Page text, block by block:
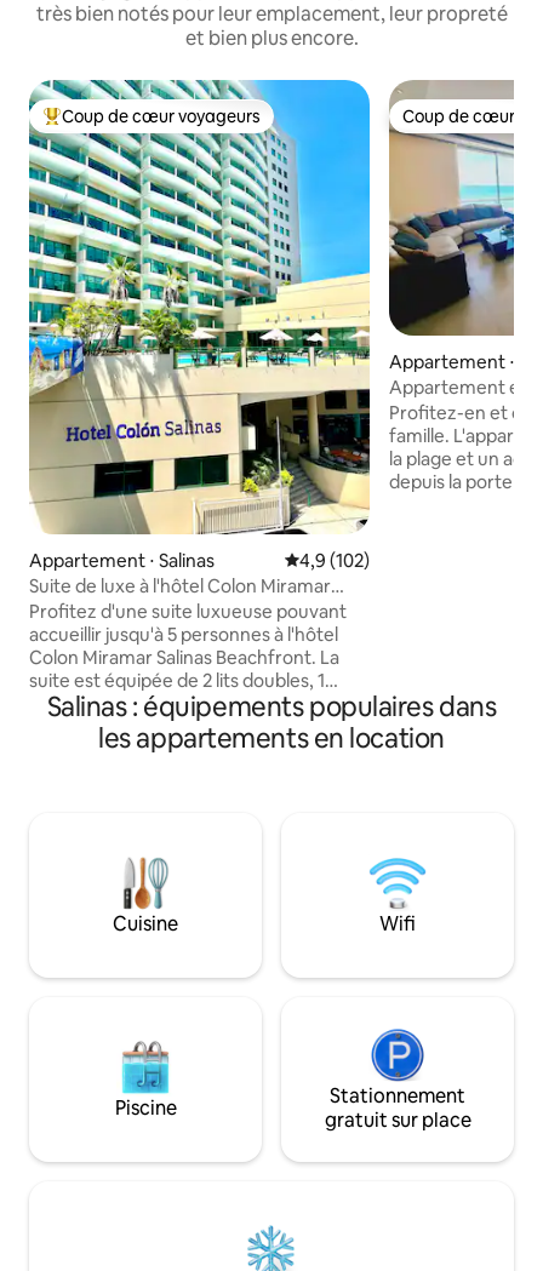
très bien notés pour leur emplacement, leur propreté
et bien plus encore.
Coups de cœur voyageurs les plus appréciés
Coup de cœur voyageurs
Appartement ⋅ Salinas Évaluation moyenne sur la
4,9 (102)
Suite de luxe à l'hôtel Colon Miramar
Salinas Boardwalk
Profitez d'une suite luxueuse pouvant
accueillir jusqu'à 5 personnes à l'hôtel
Colon Miramar Salinas Beachfront. La
suite est équipée de 2 lits doubles, 1
canapé-lit, salle de bain privée,
climatisation, télévision connectée, Wi-
Fi, minibar et vue sur la ville. Accès
Sécurité 24h/24, 7j/7, emplacement
privilégié et tous les équipements pour
un séjour inoubliable. Réservez dès
maintenant et profitez de votre
Coup de cœur
Coup de cœur
Appartement ⋅
Appartement en
sur l'océan.
Profitez-en et
famille.
la plage et un
depuis la porte
7 minutes de
trouverez un
Salinas : équipements populaires dans
les appartements en location
Cuisine Wifi
Piscine
Stationnement
gratuit sur place